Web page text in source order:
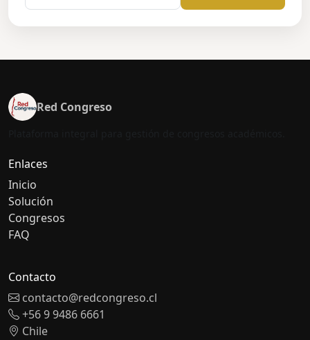
Red Congreso
Enlaces
Inicio
Solución
Congresos
FAQ
Contacto
contacto@redcongreso.cl
+56 9 9486 6661
Chile